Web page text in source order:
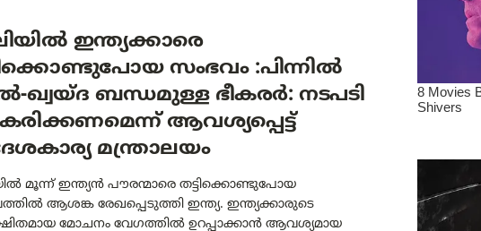
ഇന്ത്യക്കാരെ
സംഭവം :പിന്നിൽ
ബന്ധമുള്ള ഭീകരർ: നടപടി
ആവശ്യപ്പെട്ട്
മന്ത്രാലയം
മൂന്ന് ഇന്ത്യൻ പൗരന്മാരെ തട്ടിക്കൊണ്ടുപോയ
ആശങ്ക രേഖപ്പെടുത്തി ഇന്ത്യ. ഇന്ത്യക്കാരുടെ
മോചനം വേഗത്തിൽ ഉറപ്പാക്കാൻ ആവശ്യമായ